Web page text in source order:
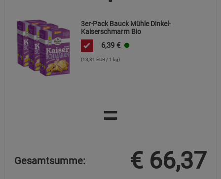
3er-Pack Bauck Mühle Dinkel-
Kaiserschmarrn Bio
6,39 €
(13,31 EUR / 1 kg)
=
Gesamtsumme: € 66,37